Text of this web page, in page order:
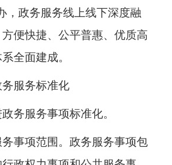
，政务服务线上线下深度融
便快捷、公平普惠、优质高
全面建成。
服务标准化
政务服务事项标准化。
事项范围。政务服务事项包